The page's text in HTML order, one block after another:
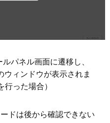
パネル画面に遷移し、
ウィンドウが表示されま
った場合）
ドは後から確認できない